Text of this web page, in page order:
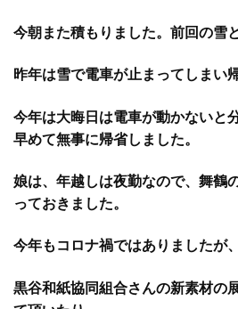
今朝また積もりました。前回の雪
昨年は雪で電車が止まってしまい
今年は大晦日は電車が動かないと
早めて無事に帰省しました。
娘は、年越しは夜勤なので、舞鶴
っておきました。
今年もコロナ禍ではありましたが、
黒谷和紙協同組合さんの新素材の